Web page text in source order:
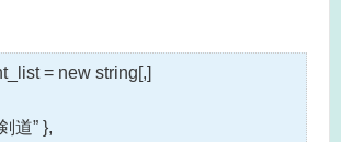
= new string[,]
道” },